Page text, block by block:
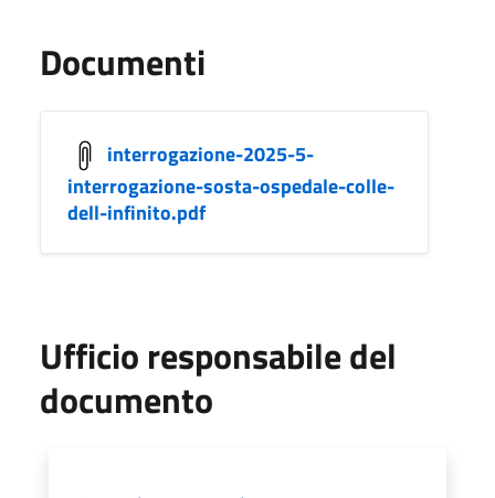
Documenti
interrogazione-2025-5-
interrogazione-sosta-ospedale-colle-
dell-infinito.pdf
Ufficio responsabile del
documento